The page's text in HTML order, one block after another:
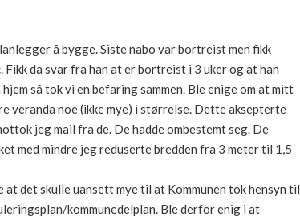
å bygge. Siste nabo var bortreist men fikk
Fikk da svar fra han at er bortreist i 3 uker og at han
så tok vi en befaring sammen. Ble enige om at mitt
veranda noe (ikke mye) i størrelse. Dette aksepterte
jeg mail fra de. De hadde ombestemt seg. De
med mindre jeg reduserte bredden fra 3 meter til 1,5
det skulle uansett mye til at Kommunen tok hensyn til
kommunedelplan. Ble derfor enig i at